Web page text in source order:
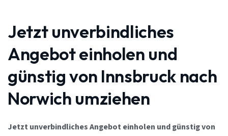
Jetzt unverbindliches
Angebot einholen und
günstig von Innsbruck nach
Norwich umziehen
Jetzt unverbindliches Angebot einholen und günstig von